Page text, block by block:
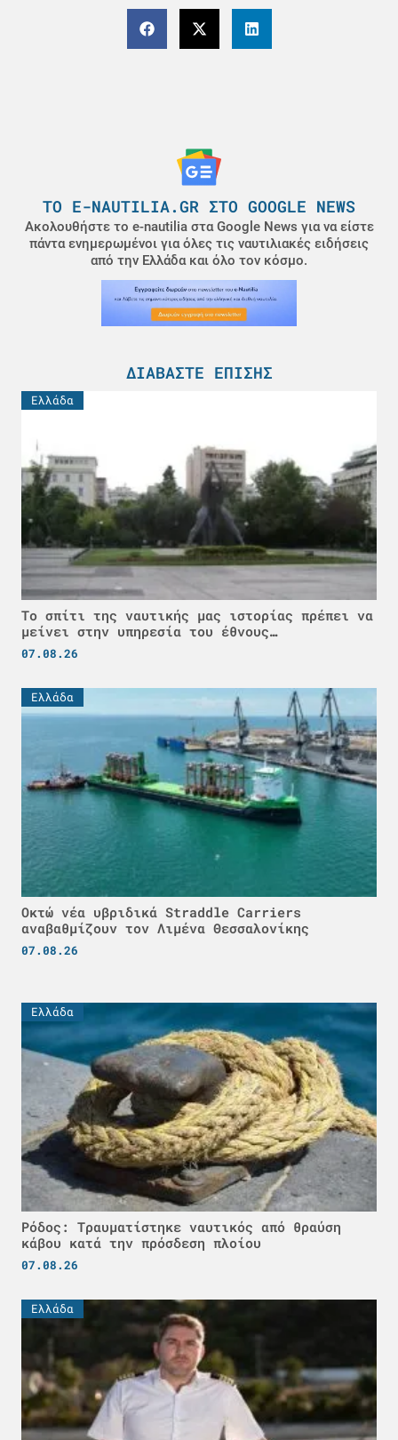
ΤΟ E-NAUTILIA.GR ΣΤΟ GOOGLE NEWS
Ακολουθήστε το e-nautilia στα Google News για να είστε
πάντα ενημερωμένοι για όλες τις ναυτιλιακές ειδήσεις
από την Ελλάδα και όλο τον κόσμο.
ΔΙΑΒΆΣΤΕ ΕΠΊΣΗΣ
Ελλάδα
Το σπίτι της ναυτικής μας ιστορίας πρέπει να
μείνει στην υπηρεσία του έθνους…
07.08.26
Ελλάδα
Οκτώ νέα υβριδικά Straddle Carriers
αναβαθμίζουν τον Λιμένα Θεσσαλονίκης
07.08.26
Ελλάδα
Ρόδος: Τραυματίστηκε ναυτικός από θραύση
κάβου κατά την πρόσδεση πλοίου
07.08.26
Ελλάδα